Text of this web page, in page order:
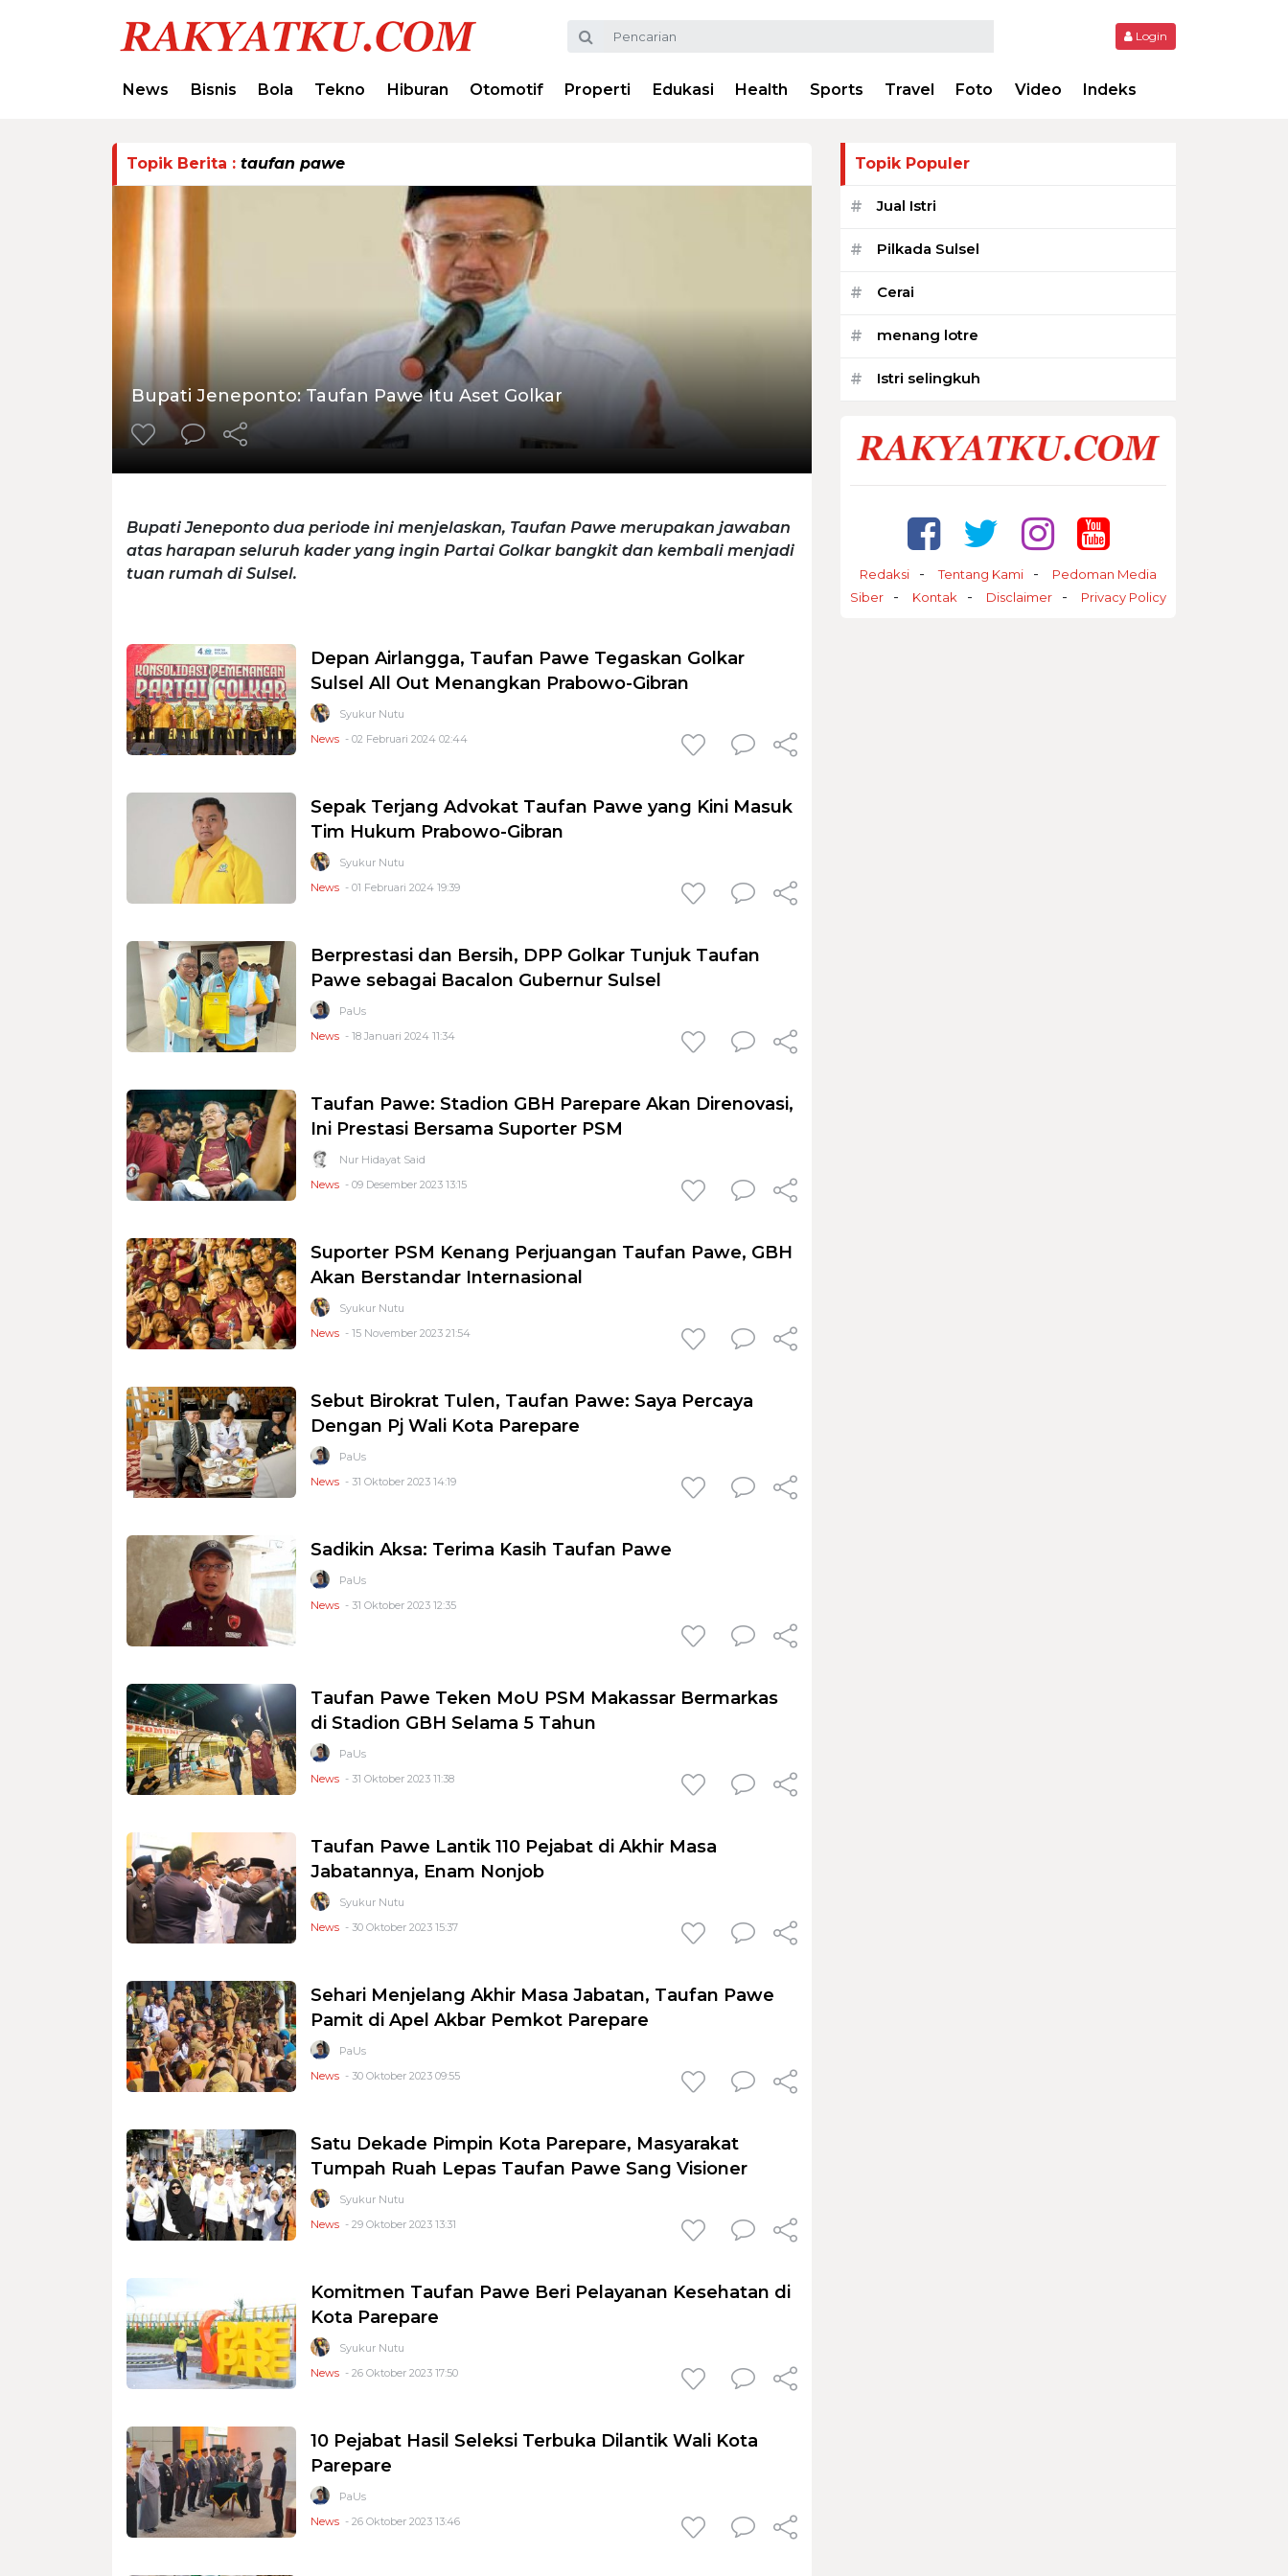
Login
News Bisnis Bola Tekno Hiburan Otomotif Properti Edukasi Health Sports Travel Foto Video Indeks
Topik Berita : taufan pawe
Bupati Jeneponto: Taufan Pawe Itu Aset Golkar
Bupati Jeneponto dua periode ini menjelaskan, Taufan Pawe merupakan jawaban
atas harapan seluruh kader yang ingin Partai Golkar bangkit dan kembali menjadi
tuan rumah di Sulsel.
Depan Airlangga, Taufan Pawe Tegaskan Golkar
Sulsel All Out Menangkan Prabowo-Gibran
Syukur Nutu
News - 02 Februari 2024 02:44
Sepak Terjang Advokat Taufan Pawe yang Kini Masuk
Tim Hukum Prabowo-Gibran
Syukur Nutu
News - 01 Februari 2024 19:39
Berprestasi dan Bersih, DPP Golkar Tunjuk Taufan
Pawe sebagai Bacalon Gubernur Sulsel
PaUs
News - 18 Januari 2024 11:34
Taufan Pawe: Stadion GBH Parepare Akan Direnovasi,
Ini Prestasi Bersama Suporter PSM
Nur Hidayat Said
News - 09 Desember 2023 13:15
Suporter PSM Kenang Perjuangan Taufan Pawe, GBH
Akan Berstandar Internasional
Syukur Nutu
News - 15 November 2023 21:54
Sebut Birokrat Tulen, Taufan Pawe: Saya Percaya
Dengan Pj Wali Kota Parepare
PaUs
News - 31 Oktober 2023 14:19
Sadikin Aksa: Terima Kasih Taufan Pawe
PaUs
News - 31 Oktober 2023 12:35
Taufan Pawe Teken MoU PSM Makassar Bermarkas
di Stadion GBH Selama 5 Tahun
PaUs
News - 31 Oktober 2023 11:38
Taufan Pawe Lantik 110 Pejabat di Akhir Masa
Jabatannya, Enam Nonjob
Syukur Nutu
News - 30 Oktober 2023 15:37
Sehari Menjelang Akhir Masa Jabatan, Taufan Pawe
Pamit di Apel Akbar Pemkot Parepare
PaUs
News - 30 Oktober 2023 09:55
Satu Dekade Pimpin Kota Parepare, Masyarakat
Tumpah Ruah Lepas Taufan Pawe Sang Visioner
Syukur Nutu
News - 29 Oktober 2023 13:31
Komitmen Taufan Pawe Beri Pelayanan Kesehatan di
Kota Parepare
Syukur Nutu
News - 26 Oktober 2023 17:50
10 Pejabat Hasil Seleksi Terbuka Dilantik Wali Kota
Parepare
PaUs
News - 26 Oktober 2023 13:46
Topik Populer
# Jual Istri
# Pilkada Sulsel
# Cerai
# menang lotre
# Istri selingkuh
Redaksi Tentang Kami
Pedoman Media
Siber
Kontak Disclaimer Privacy Policy